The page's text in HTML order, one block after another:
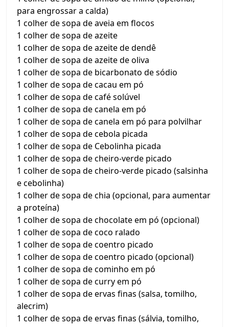
para engrossar a calda)
1 colher de sopa de aveia em flocos
1 colher de sopa de azeite
1 colher de sopa de azeite de dendê
1 colher de sopa de azeite de oliva
1 colher de sopa de bicarbonato de sódio
1 colher de sopa de cacau em pó
1 colher de sopa de café solúvel
1 colher de sopa de canela em pó
1 colher de sopa de canela em pó para polvilhar
1 colher de sopa de cebola picada
1 colher de sopa de Cebolinha picada
1 colher de sopa de cheiro-verde picado
1 colher de sopa de cheiro-verde picado (salsinha
e cebolinha)
1 colher de sopa de chia (opcional, para aumentar
a proteína)
1 colher de sopa de chocolate em pó (opcional)
1 colher de sopa de coco ralado
1 colher de sopa de coentro picado
1 colher de sopa de coentro picado (opcional)
1 colher de sopa de cominho em pó
1 colher de sopa de curry em pó
1 colher de sopa de ervas finas (salsa, tomilho,
alecrim)
1 colher de sopa de ervas finas (sálvia, tomilho,